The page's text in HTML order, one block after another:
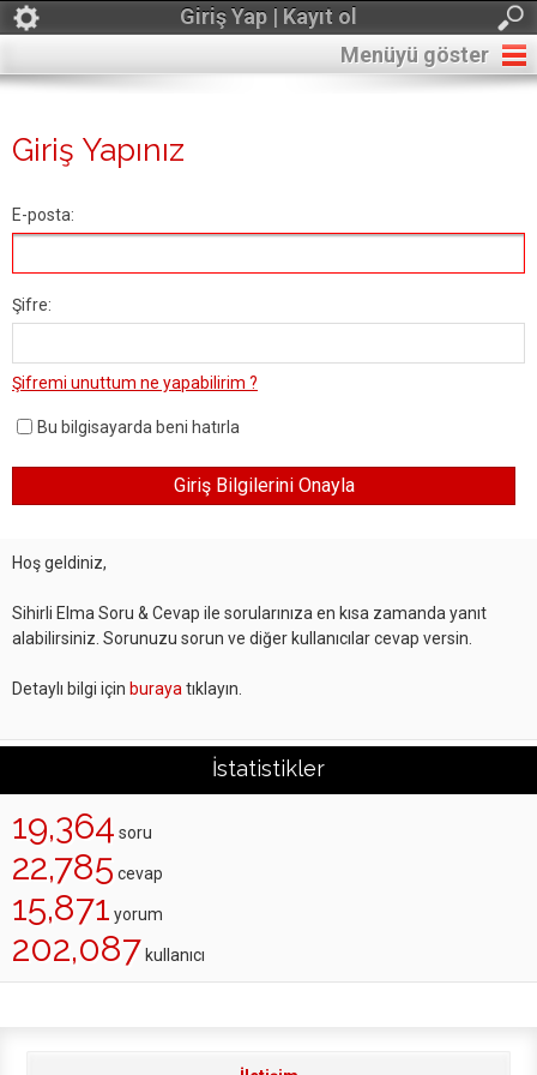
Giriş Yap | Kayıt ol
Menüyü göster
Giriş Yapınız
E-posta:
Şifre:
Şifremi unuttum ne yapabilirim ?
Bu bilgisayarda beni hatırla
Hoş geldiniz,
Sihirli Elma Soru & Cevap ile sorularınıza en kısa zamanda yanıt
alabilirsiniz. Sorunuzu sorun ve diğer kullanıcılar cevap versin.
Detaylı bilgi için buraya tıklayın.
İstatistikler
19,364 soru
22,785 cevap
15,871 yorum
202,087 kullanıcı